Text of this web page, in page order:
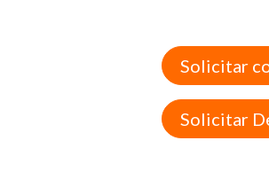
Solicitar
Solicitar